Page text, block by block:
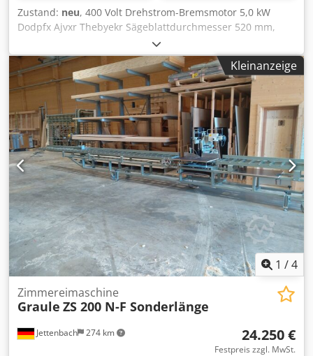
Zustand: neu, 400 Volt Drehstrom-Bremsmotor 5,0 kW
Dodpfx Ajvxr Thebyekr Sägeblattdurchmesser 520 mm,
Sägeblattaufnahme 50 mm, Schnitthöhe 200 mm Sägeblatt
auf 45° geneigt: Schnitthöhe 140 mm, Schnittlänge 420
mm, mit Maschinenständer und Handkurbel hinten zur
Neigungseinstellung
Kleinanzeige
1 /4
Jettenbach 274 km
Zimmereimaschine
Graule ZS 200 N-F Sonderlänge
24.250 €
Festpreis zzgl. MwSt.